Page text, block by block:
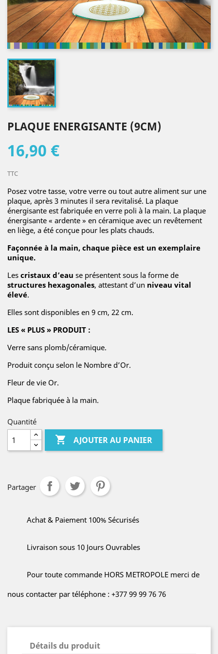
PLAQUE ENERGISANTE (9CM)
16,90 €
TTC
Posez votre tasse, votre verre ou tout autre aliment sur une
plaque, après 3 minutes il sera revitalisé. La plaque
énergisante est fabriquée en verre poli à la main. La plaque
énergisante « ardente » en céramique avec un revêtement
en liège, a été conçue pour les plats chauds.
Façonnée à la main, chaque pièce est un exemplaire
unique.
Les cristaux d’eau se présentent sous la forme de
structures hexagonales, attestant d’un niveau vital
élevé.
Elles sont disponibles en 9 cm, 22 cm.
LES « PLUS » PRODUIT :
Verre sans plomb/céramique.
Produit conçu selon le Nombre d’Or.
Fleur de vie Or.
Plaque fabriquée à la main.
Quantité
 AJOUTER AU PANIER
Partager
Achat & Paiement 100% Sécurisés
Livraison sous 10 Jours Ouvrables
Pour toute commande HORS METROPOLE merci de
nous contacter par téléphone : +377 99 99 76 76
Détails du produit